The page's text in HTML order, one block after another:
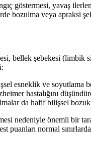
göstermesi, yavaş
veya apraksi
şebekesi (limbik
esneklik ve soyutlama
hastalığını
da hafif bilişsel
nedeniyle önemli bir
normal